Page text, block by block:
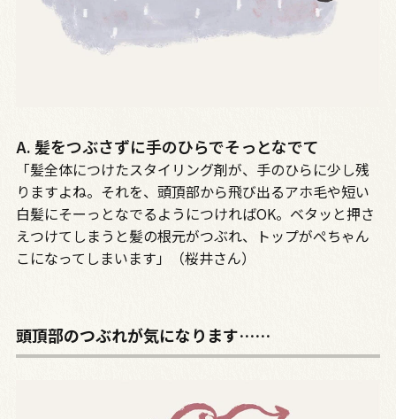
A. 髪をつぶさずに手のひらでそっとなでて
「髪全体につけたスタイリング剤が、手のひらに少し残
りますよね。それを、頭頂部から飛び出るアホ毛や短い
白髪にそーっとなでるようにつければOK。ベタッと押さ
えつけてしまうと髪の根元がつぶれ、トップがぺちゃん
こになってしまいます」（桜井さん）
頭頂部のつぶれが気になります……